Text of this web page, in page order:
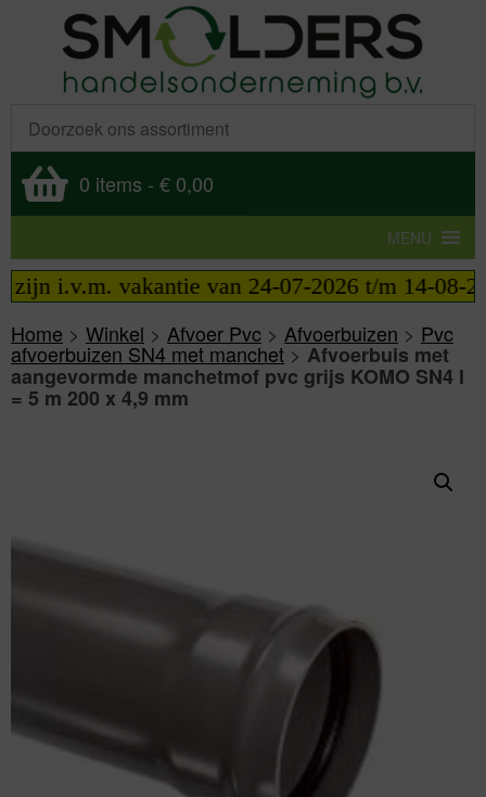
0 items - € 0,00
MENU
vakantie van 24-07-2026 t/m 14-08-2026
Home > Winkel > Afvoer Pvc > Afvoerbuizen > Pvc
afvoerbuizen SN4 met manchet>Afvoerbuis met
aangevormde manchetmof pvc grijs KOMO SN4 l
= 5 m 200 x 4,9 mm